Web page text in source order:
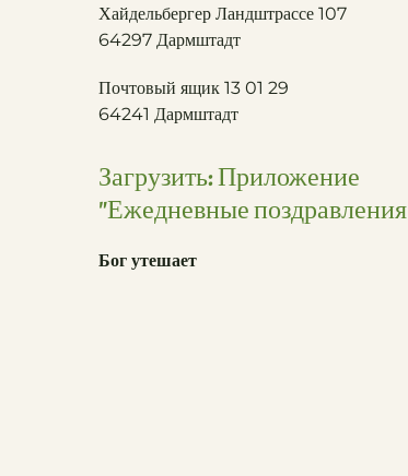
Хайдельбергер Ландштрассе 107
64297 Дармштадт
Почтовый ящик 13 01 29
64241 Дармштадт
Загрузить: Приложение
"Ежедневные поздравления
Бог утешает